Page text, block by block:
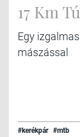
17 Km
Egy
mászással
#kerékpár #mtb